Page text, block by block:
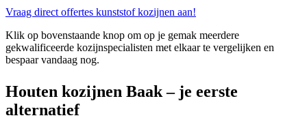
Vraag direct offertes kunststof kozijnen aan!
Klik op bovenstaande knop om op je gemak meerdere
gekwalificeerde kozijnspecialisten met elkaar te vergelijken en
bespaar vandaag nog.
Houten kozijnen Baak – je eerste
alternatief